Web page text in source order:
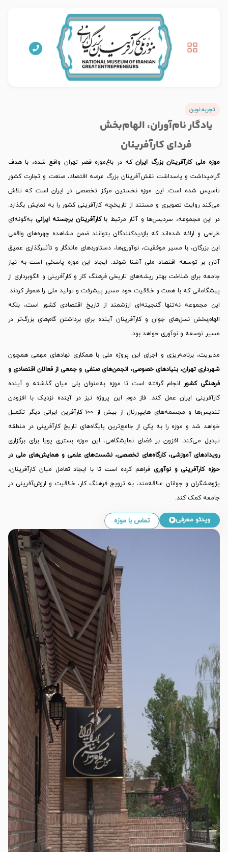
تجربه نوین
یادگار نام‌آوران، الهام‌بخش
فردای کارآفرینان
موزه ملی کارآفرینان بزرگ ایرانکه در باغ‌موزه قصر تهران واقع شده، با هدف
گرامیداشت و پاسداشت نقش‌آفرینان بزرگ عرصه اقتصاد، صنعت و تجارت کشور
تأسیس شده است. این موزه نخستین مرکز تخصصی در ایران است که تلاش
می‌کند روایت تصویری و مستند از تاریخچه کارآفرینی کشور را به نمایش بگذارد.
در این مجموعه، سردیس‌ها و آثار مرتبط باکارآفرینان برجسته ایرانی به‌گونه‌ای
طراحی و ارائه شده‌اند که بازدیدکنندگان بتوانند ضمن مشاهده چهره‌های واقعی
این بزرگان، با مسیر موفقیت، نوآوری‌ها، دستاوردهای ماندگار و تأثیرگذاری عمیق
آنان بر توسعه اقتصاد ملی آشنا شوند. ایجاد این موزه پاسخی است به نیاز
جامعه برای شناخت بهتر ریشه‌های تاریخی فرهنگ کار و کارآفرینی و الگوبرداری از
پیشگامانی که با همت و خلاقیت خود مسیر پیشرفت و تولید ملی را هموار کردند.
این مجموعه نه‌تنها گنجینه‌ای ارزشمند از تاریخ اقتصادی کشور است، بلکه
الهام‌بخش نسل‌های جوان و کارآفرینان آینده برای برداشتن گام‌های بزرگ‌تر در
مسیر توسعه و نوآوری خواهد بود.
مدیریت، برنامه‌ریزی و اجرای این پروژه ملی با همکاری نهادهای مهمی همچون
شهرداری تهران، بنیادهای خصوصی، انجمن‌های صنفی و جمعی از فعالان اقتصادی و
فرهنگی کشور
انجام گرفته است تا موزه به‌عنوان پلی میان گذشته و آینده
کارآفرینی ایران عمل کند. فاز دوم این پروژه نیز در آینده نزدیک با افزودن
تندیس‌ها و مجسمه‌های هایپررئال از بیش از ۱۰۰ کارآفرین ایرانی دیگر تکمیل
خواهد شد و موزه را به یکی از جامع‌ترین پایگاه‌های تاریخ کارآفرینی در منطقه
تبدیل می‌کند. افزون بر فضای نمایشگاهی، این موزه بستری پویا برای برگزاری
رویدادهای آموزشی، کارگاه‌های تخصصی، نشست‌های علمی و همایش‌های ملی در
حوزه کارآفرینی و نوآوری فراهم کرده است تا با ایجاد تعامل میان کارآفرینان،
پژوهشگران و جوانان علاقه‌مند، به ترویج فرهنگ کار، خلاقیت و ارزش‌آفرینی در
جامعه کمک کند.
ویدئو معرفی تماس با موزه